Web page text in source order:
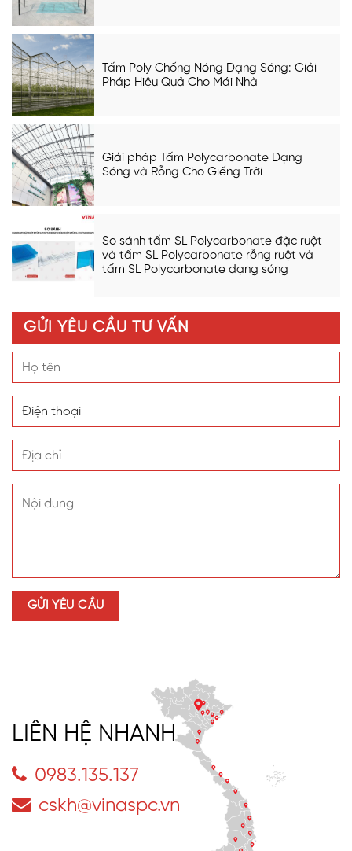
Tấm Poly Chống Nóng Dạng Sóng: Giải
Pháp Hiệu Quả Cho Mái Nhà
Giải pháp Tấm Polycarbonate Dạng
Sóng và Rỗng Cho Giếng Trời
So sánh tấm SL Polycarbonate đặc ruột
và tấm SL Polycarbonate rỗng ruột và
tấm SL Polycarbonate dạng sóng
GỬI YÊU CẦU TƯ VẤN
LIÊN HỆ NHANH
0983.135.137
cskh@vinaspc.vn